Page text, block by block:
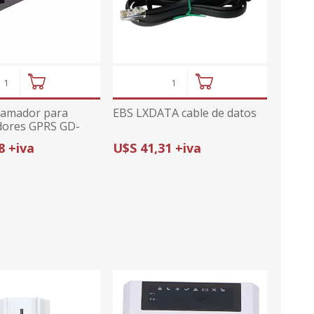
para
GPRS GD-
+iva
EBS LXDATA cable de datos
U$S 41,31 +iva